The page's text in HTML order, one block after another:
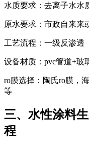
水质要求：去离子水水
原水要求：市政自来来
工艺流程：一级反渗透
设备材质：pvc管道+玻
ro膜选择：陶氏ro膜，
等
三、水性涂料
程